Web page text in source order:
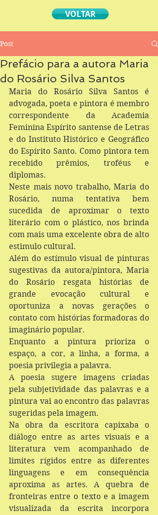
VOLTAR
Post
Prefácio para a autora Maria
do Rosário Silva Santos
Maria do Rosário Silva Santos é
advogada, poeta e pintora é membro
correspondente da Academia
Feminina Espírito santense de Letras
e do Instituto Histórico e Geográfico
do Espírito Santo. Como pintora tem
recebido prêmios, troféus e
diplomas.
Neste mais novo trabalho, Maria do
Rosário, numa tentativa bem
sucedida de aproximar o texto
literário com o plástico, nos brinda
com mais uma excelente obra de alto
estimulo cultural.
Além do estímulo visual de pinturas
sugestivas da autora/pintora, Maria
do Rosário resgata histórias de
grande evocação cultural e
oportuniza a novas gerações o
contato com histórias formadoras do
imaginário popular.
Enquanto a pintura prioriza o
espaço, a cor, a linha, a forma, a
poesia privilegia a palavra.
A poesia sugere imagens criadas
pela subjetividade das palavras e a
pintura vai ao encontro das palavras
sugeridas pela imagem.
Na obra da escritora capixaba o
diálogo entre as artes visuais e a
literatura vem acompanhado de
limites rígidos entre as diferentes
linguagens e em consequência
aproxima as artes. A quebra de
fronteiras entre o texto e a imagem
visualizada da escrita incorpora